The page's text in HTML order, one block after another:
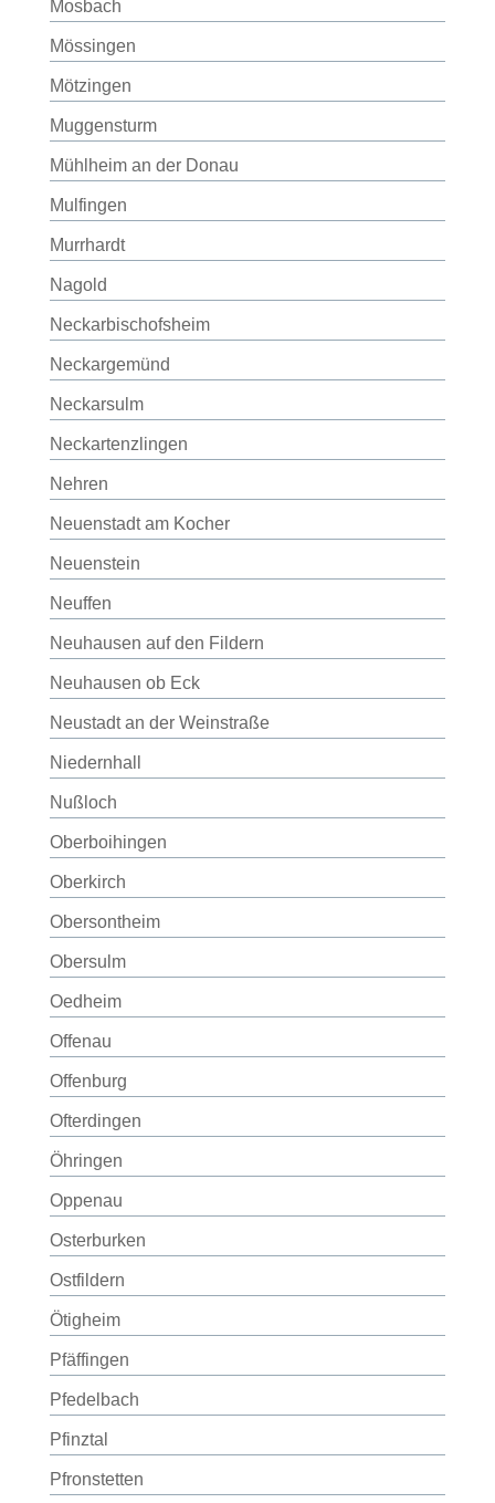
Mosbach
Mössingen
Mötzingen
Muggensturm
Mühlheim an der Donau
Mulfingen
Murrhardt
Nagold
Neckarbischofsheim
Neckargemünd
Neckarsulm
Neckartenzlingen
Nehren
Neuenstadt am Kocher
Neuenstein
Neuffen
Neuhausen auf den Fildern
Neuhausen ob Eck
Neustadt an der Weinstraße
Niedernhall
Nußloch
Oberboihingen
Oberkirch
Obersontheim
Obersulm
Oedheim
Offenau
Offenburg
Ofterdingen
Öhringen
Oppenau
Osterburken
Ostfildern
Ötigheim
Pfäffingen
Pfedelbach
Pfinztal
Pfronstetten